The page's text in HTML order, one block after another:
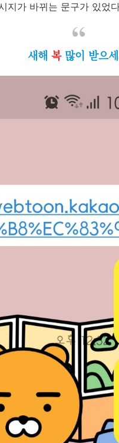
지가 바뀌는 문구가 있었
새해복많이 받으